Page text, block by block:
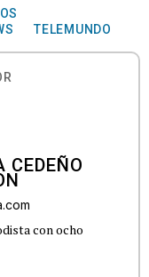
TELEMUNDO
CEDEÑO
con ocho